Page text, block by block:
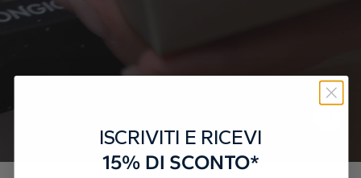
ISCRIVITI E RICEVI
15% DI SCONTO*